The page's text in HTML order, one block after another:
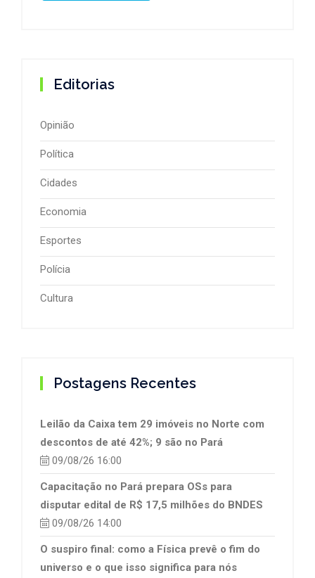
Editorias
Opinião
Política
Cidades
Economia
Esportes
Polícia
Cultura
Postagens Recentes
Leilão da Caixa tem 29 imóveis no Norte com
descontos de até 42%; 9 são no Pará
09/08/26 16:00
Capacitação no Pará prepara OSs para
disputar edital de R$ 17,5 milhões do BNDES
09/08/26 14:00
O suspiro final: como a Física prevê o fim do
universo e o que isso significa para nós